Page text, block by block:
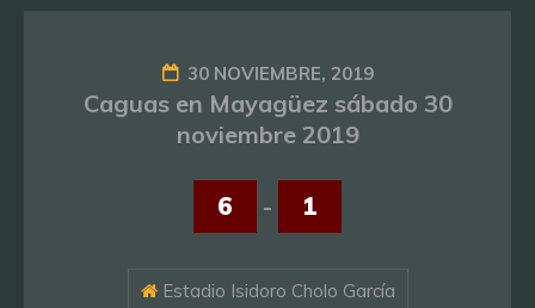
30 NOVIEMBRE, 2019
Caguas en Mayagüez sábado 30
noviembre 2019
6 - 1
Estadio Isidoro Cholo García